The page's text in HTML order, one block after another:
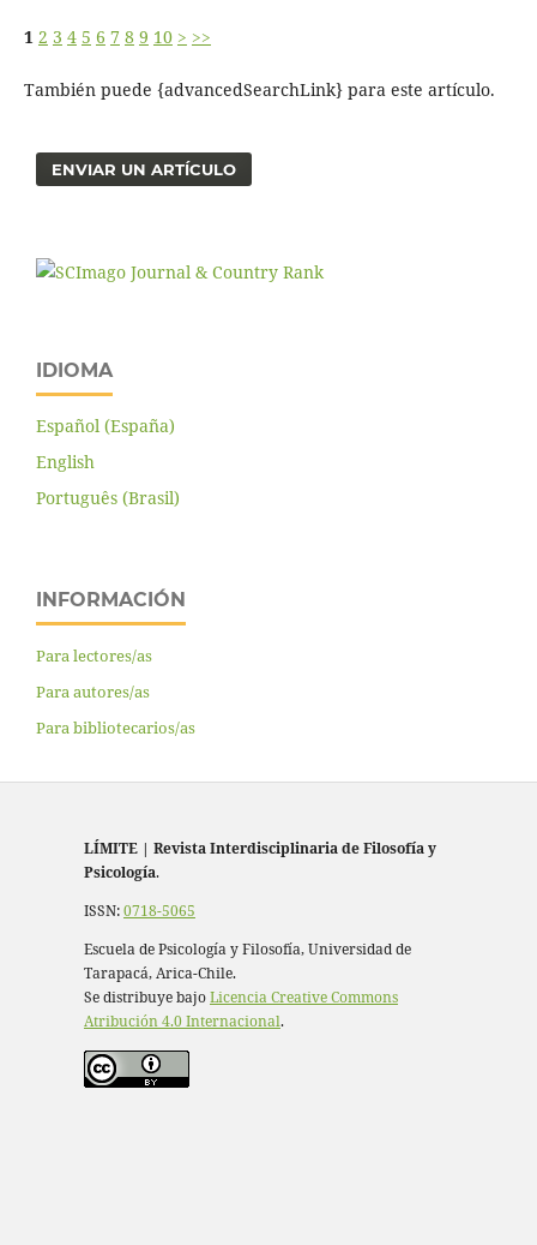
1 2 3 4 5 6 7 8 9 10 > >>
También puede {advancedSearchLink} para este artículo.
ENVIAR UN ARTÍCULO
IDIOMA
Español (España)
English
Português (Brasil)
INFORMACIÓN
Para lectores/as
Para autores/as
Para bibliotecarios/as
LÍMITE | Revista Interdisciplinaria de Filosofía y
Psicología.
ISSN:0718-5065
Escuela de Psicología y Filosofía, Universidad de
Tarapacá, Arica-Chile.
Se distribuye bajoLicencia Creative Commons
Atribución 4.0 Internacional.